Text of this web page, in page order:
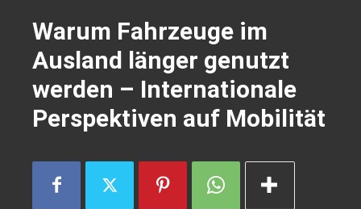
Warum Fahrzeuge im
Ausland länger genutzt
werden – Internationale
Perspektiven auf Mobilität